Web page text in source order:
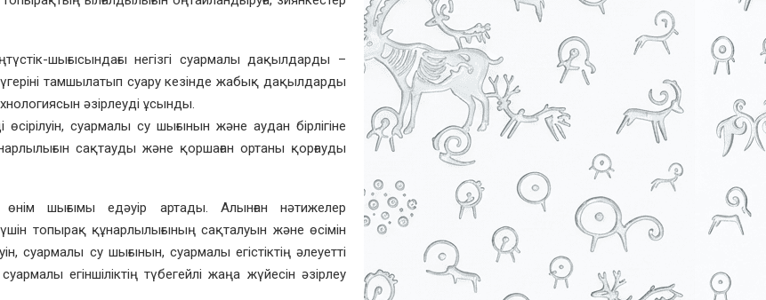
шығысындағы негізгі суармалы дақылдарды –
тамшылатып суару кезінде жабық дақылдарды
әзірлеуді ұсынды.
суармалы су шығынын және аудан бірлігіне
сақтауды және қоршаған ортаны қорғауды
өнім шығымы едәуір артады. Алынған нәтижелер
топырақ құнарлылығының сақталуын және өсімін
суармалы су шығынын, суармалы егістіктің әлеуетті
егіншіліктің түбегейлі жаңа жүйесін әзірлеу